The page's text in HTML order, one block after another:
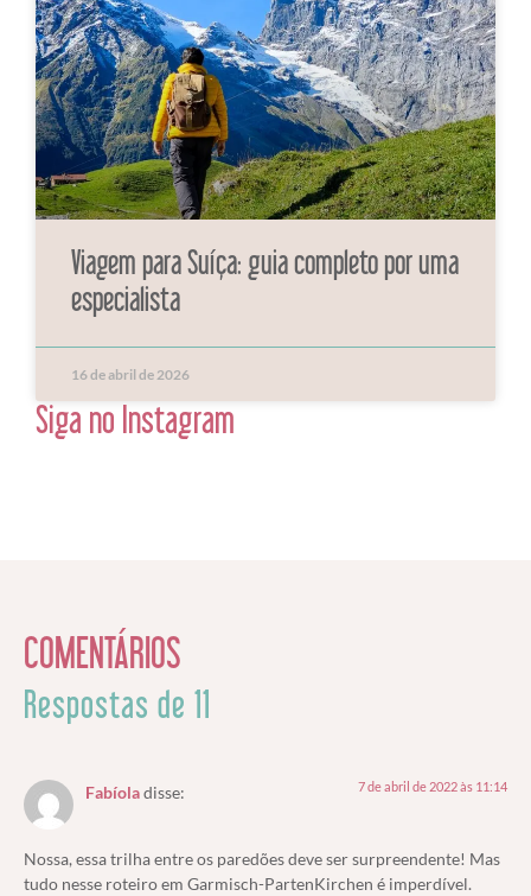
Viagem para Suíça: guia completo por uma
especialista
16 de abril de 2026
Siga no Instagram
COMENTÁRIOS
Respostas de 11
Fabíoladisse: 7 de abril de 2022 às 11:14
Nossa, essa trilha entre os paredões deve ser surpreendente! Mas
tudo nesse roteiro em Garmisch-PartenKirchen é imperdível.